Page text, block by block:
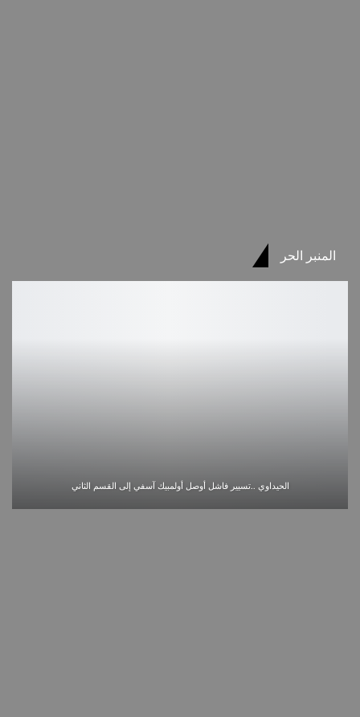
المنبر الحر
الحيداوي ..تسيير فاشل أوصل أولمبيك آسفي إلى القسم الثاني